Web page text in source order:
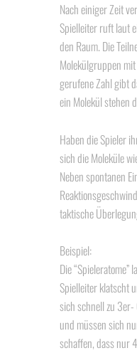
Nach einiger Zeit
Spielleiter ruft laut
den Raum. Die
Molekülgruppen
gerufene Zahl gibt
ein Molekül stehen
Haben die Spieler
sich die Moleküle
Neben spontanen
taktische
Beispiel:
Die “Spieleratome”
Spielleiter klatscht
sich schnell zu
und müssen sich
schaffen, dass nur